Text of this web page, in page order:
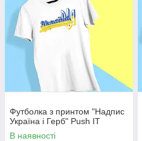
Футболка з принтом "Надпис
Україна і Герб" Push IT
В наявності